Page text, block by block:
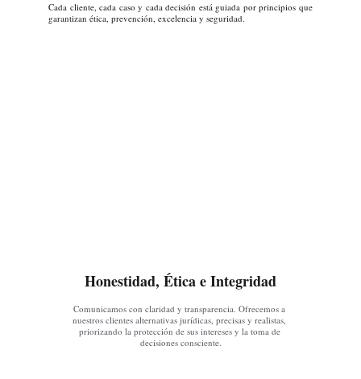
Cada cliente, cada caso y cada decisión está guiada por principios que
garantizan ética, prevención, excelencia y seguridad.
Honestidad, Ética e Integridad
Comunicamos con claridad y transparencia. Ofrecemos a
nuestros clientes alternativas jurídicas, precisas y realistas,
priorizando la protección de sus intereses y la toma de
decisiones consciente.